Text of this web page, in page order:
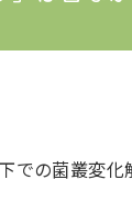
での菌叢変化